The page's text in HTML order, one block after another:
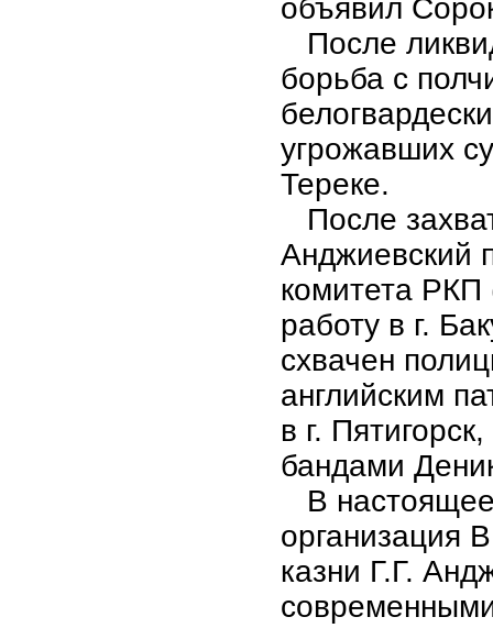
объявил
После
борьба с
угрожавших
Тереке.
После
Анджиевский
комитета РКП
работу в г.
схвачен
английским
в г.
бандами
В настоящее
организация
казни Г.Г.